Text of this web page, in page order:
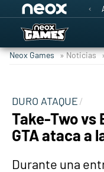
Neox Games » Noticias
DURO ATAQUE
Take-Two vs
GTA ataca a
Durante una